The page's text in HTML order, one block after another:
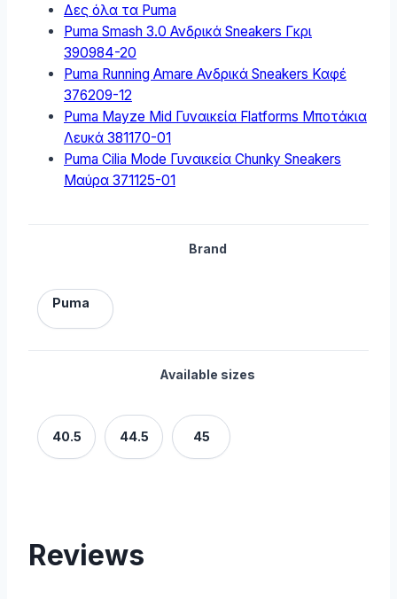
Δες όλα τα Puma
Puma Smash 3.0 Ανδρικά Sneakers Γκρι
390984-20
Puma Running Amare Ανδρικά Sneakers Καφέ
376209-12
Puma Mayze Mid Γυναικεία Flatforms Μποτάκια
Λευκά 381170-01
Puma Cilia Mode Γυναικεία Chunky Sneakers
Μαύρα 371125-01
Brand
Puma
Available sizes
40.5 44.5 45
Reviews